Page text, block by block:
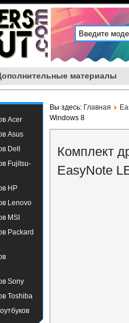
материалы
Acer
Asus
Dell
Fujitsu-
HP
Lenovo
MSI
Packard
Sony
Toshiba
Вы здесь: Главная
Windows 8
Комплект
EasyNote